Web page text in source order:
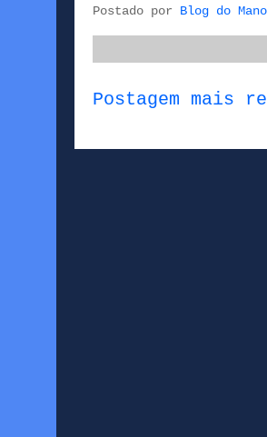
Postado por Blog do Mano
Postagem mais